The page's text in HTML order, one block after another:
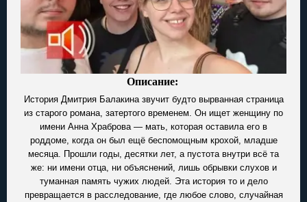
Описание:
История Дмитрия Балакина звучит будто вырванная страница
из старого романа, затертого временем. Он ищет женщину по
имени Анна Храброва — мать, которая оставила его в
роддоме, когда он был ещё беспомощным крохой, младше
месяца. Прошли годы, десятки лет, а пустота внутри всё та
же: ни имени отца, ни объяснений, лишь обрывки слухов и
туманная память чужих людей. Эта история то и дело
превращается в расследование, где любое слово, случайная